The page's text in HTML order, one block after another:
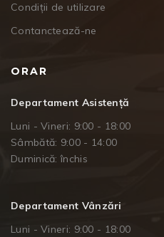
Condiții de utilizare
Contanctează-ne
ORAR
Departament Asistență
Luni - Vineri: 9:00 - 18:00
Sâmbătă: 9:00 - 14:00
Duminică: închis
Departament Vânzări
Luni - Vineri: 9:00 - 18:00